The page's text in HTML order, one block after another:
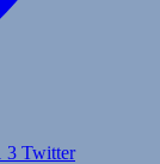
3 Twitter